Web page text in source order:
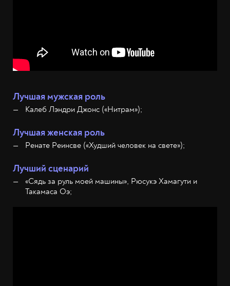
Лучшая мужская роль
Калеб Лэндри Джонс («Нитрам»);
Лучшая женская роль
Ренате Реинсве («Худший человек на свете»);
Лучший сценарий
«Сядь за руль моей машины», Рюсукэ Хамагути и
Такамаса Оэ;